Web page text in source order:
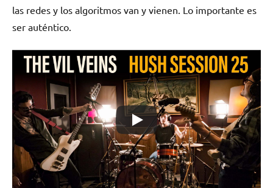
las redes y los algoritmos van y vienen. Lo importante es
ser auténtico.